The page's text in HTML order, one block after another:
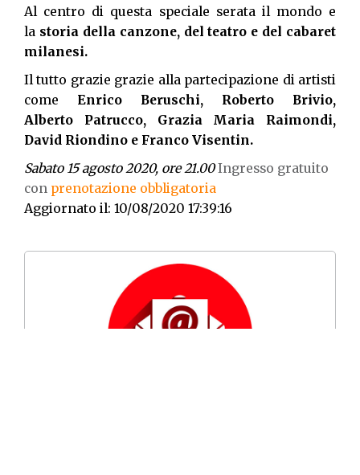
Al centro di questa speciale serata il mondo e
la storia della canzone, del teatro e del cabaret
milanesi.
Il tutto grazie grazie alla partecipazione di artisti
come Enrico Beruschi, Roberto Brivio,
Alberto Patrucco, Grazia Maria Raimondi,
David Riondino e Franco Visentin.
Sabato 15 agosto 2020, ore 21.00Ingresso gratuito
con prenotazione obbligatoria
Aggiornato il: 10/08/2020 17:39:16